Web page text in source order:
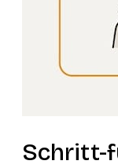
Schritt-